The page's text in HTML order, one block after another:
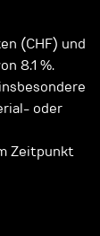
(CHF) und
8.1 %.
oder
Zeitpunkt